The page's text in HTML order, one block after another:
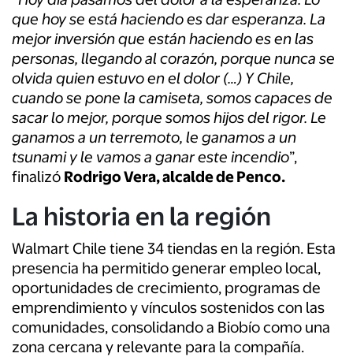
que hoy se está haciendo es dar esperanza. La
mejor inversión que están haciendo es en las
personas, llegando al corazón, porque nunca se
olvida quien estuvo en el dolor (…) Y Chile,
cuando se pone la camiseta, somos capaces de
sacar lo mejor, porque somos hijos del rigor. Le
ganamos a un terremoto, le ganamos a un
tsunami y le vamos a ganar este incendio”,
finalizó Rodrigo Vera, alcalde de Penco.
La historia en la región
Walmart Chile tiene 34 tiendas en la región. Esta
presencia ha permitido generar empleo local,
oportunidades de crecimiento, programas de
emprendimiento y vínculos sostenidos con las
comunidades, consolidando a Biobío como una
zona cercana y relevante para la compañía.